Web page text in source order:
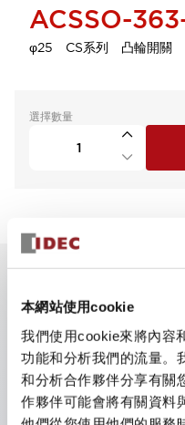
本網站使用cookie
我們使用cookie來將內容
功能和分析我們的流量。
和分析合作夥伴分享有關
作夥伴可能會將有關資料
ACSSO-
φ25 CS系列 凸輪開關
選擇數量
主要特點
CS型凸輪開關是方便用
泛的操作開關器。
提供72種標準迴路